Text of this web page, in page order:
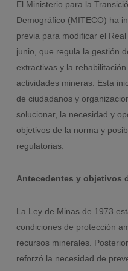
El Ministerio para la
Demográfico (MITECO) ha
previa para modificar el
junio, que regula la gestión
extractivas y la
actividades mineras. Esta
de ciudadanos y
solucionar, la necesidad y
objetivos de la norma y
regulatorias.
Antecedentes y objetivos
La Ley de Minas de 1973
condiciones de protección
recursos minerales.
reforzó la necesidad de